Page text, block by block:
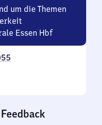
um die Themen
Essen Hbf